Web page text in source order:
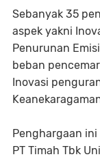
Sebanyak 35
aspek yakni
Penurunan
beban
Inovasi
Penghargaan ini
PT Timah Tbk